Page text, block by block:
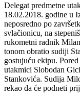
Delegat predmetne
18.02.2018. godine u
neposredno po
svlačionicu, na
rukometni radnik
tonom obratio sudiji
gostujuću ekipu.
utakmici Slobodan
Stankovića. Sudija
rekao da će podneti